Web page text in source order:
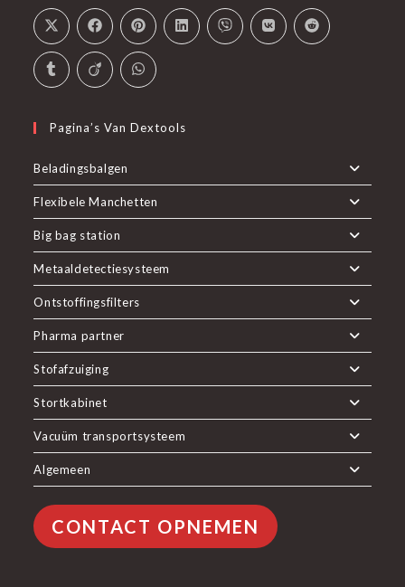
Pagina’s Van Dextools
Beladingsbalgen
Flexibele Manchetten
Big bag station
Metaaldetectiesysteem
Ontstoffingsfilters
Pharma partner
Stofafzuiging
Stortkabinet
Vacuüm transportsysteem
Algemeen
CONTACT OPNEMEN